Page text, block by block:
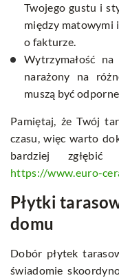
Twojego gustu i
między matowymi
o fakturze.
Wytrzymałość
narażony na
muszą być
Pamiętaj, że Twój
czasu, więc warto
bardziej
https://www.euro-
Płytki
domu
Dobór płytek
świadomie